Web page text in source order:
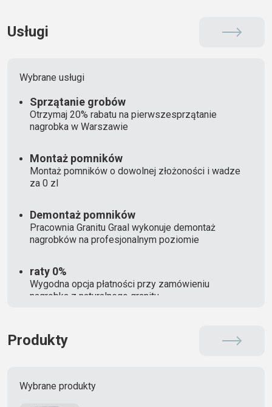
Usługi
Wybrane usługi
Sprzątanie grobów
Otrzymaj 20% rabatu na pierwszesprzątanie
nagrobka w Warszawie
Montaż pomników
Montaż pomników o dowolnej złożoności i wadze
za 0 zl
Demontaż pomników
Pracownia Granitu Graal wykonuje demontaż
nagrobków na profesjonalnym poziomie
raty 0%
Wygodna opcja płatności przy zamówieniu
nagrobka z naturalnego granitu
Produkty
Wybrane produkty